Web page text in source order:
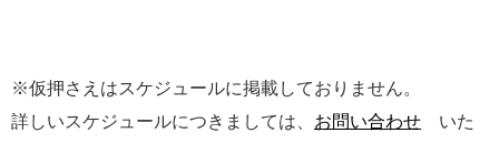
※仮押さえはスケジュールに掲載しておりません。
詳しいスケジュールにつきましては、 お問い合わせ いた